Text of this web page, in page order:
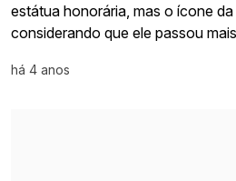
estátua honorária, mas o ícone
considerando que ele passou
há 4 anos